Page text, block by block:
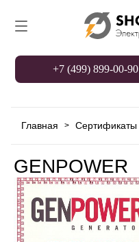
+7 (499) 899-00-90
Главная > Сертификаты
GENPOWER